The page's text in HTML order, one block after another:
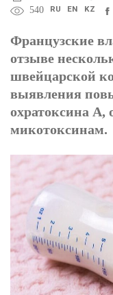
540
RU EN KZ
Французские
отзыве
швейцарской
выявления
охратоксина А,
микотоксинам.